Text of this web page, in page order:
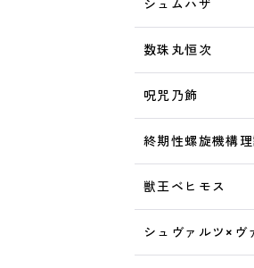
シュムハザ
数珠丸恒次
呪咒乃飾
終期性螺旋機構理
獣王ベヒモス
シュヴァルツ×ヴ